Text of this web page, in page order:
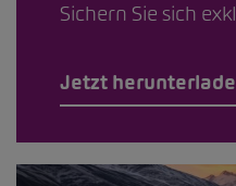
Sichern Sie sich
Jetzt